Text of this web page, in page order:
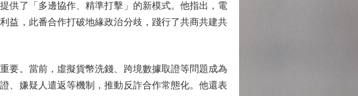
供了「多邊協作、精準打擊」的新模式。他指出，電
益，此番合作打破地緣政治分歧，踐行了共商共建共
。當前，虛擬貨幣洗錢、跨境數據取證等問題成為
、嫌疑人遣返等機制，推動反詐合作常態化。他還表